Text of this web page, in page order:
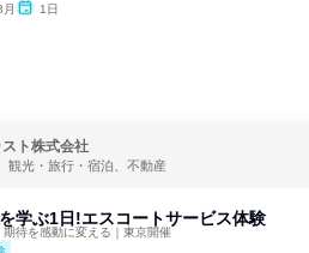
1日
ト株式会社
観光・旅行・宿泊、不動産
学ぶ1日!エスコートサービス体験
待を感動に変える｜東京開催